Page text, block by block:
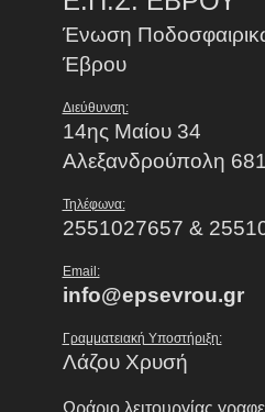
Ένωση
Έβρου
Διεύθυνση:
14ης Μαίου 34
Αλεξανδρούπολη
Τηλέφωνα:
2551027657 &
Email:
info@epsevrou.gr
Γραμματειακή Υποστήριξη:
Λάζου Χρυσή